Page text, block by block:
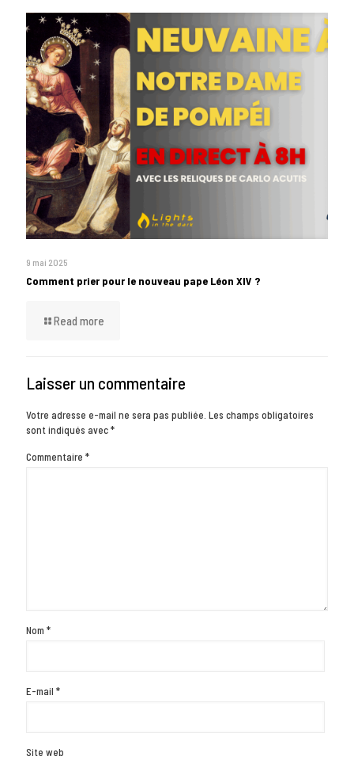
9 mai 2025
Comment prier pour le nouveau pape Léon XIV ?
Read more
Laisser un commentaire
Votre adresse e-mail ne sera pas publiée. Les champs obligatoires
sont indiqués avec*
Commentaire *
Nom *
E-mail *
Site web